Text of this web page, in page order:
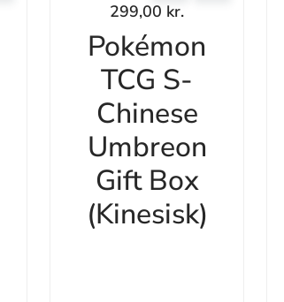
299,00 kr.
Pokémon
TCG S-
Chinese
Umbreon
Gift Box
(Kinesisk)